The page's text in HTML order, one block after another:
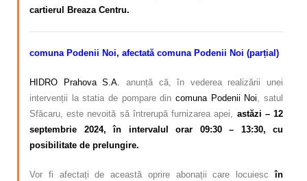
cartierul Breaza Centru.
comuna Podenii Noi, afectată comuna Podenii Noi (parțial)
HIDRO Prahova S.A. anunță că, în vederea realizării unei
intervenții la statia de pompare din comuna Podenii Noi, satul
Sfăcaru, este nevoită să întrerupă furnizarea apei, astăzi – 12
septembrie 2024, în intervalul orar 09:30 – 13:30, cu
posibilitate de prelungire.
Vor fi afectați de această oprire abonații care locuiesc în